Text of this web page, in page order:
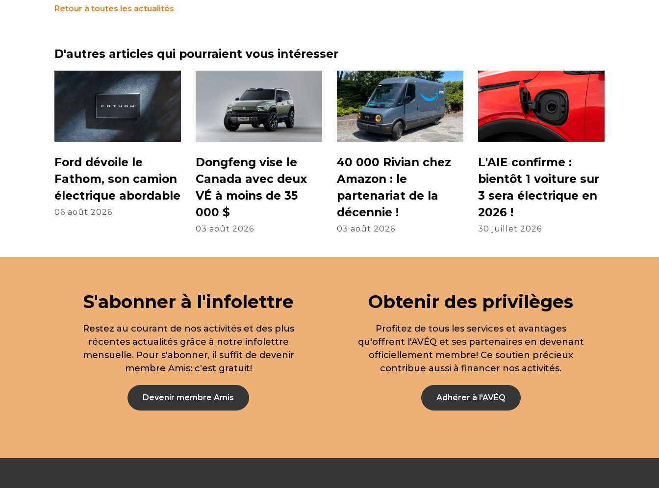
Retour à toutes les actualités
D'autres articles qui pourraient vous intéresser
Ford dévoile le
Fathom, son camion
électrique abordable
06 août 2026
Dongfeng vise le
Canada avec deux
VÉ à moins de 35
000 $
03 août 2026
40 000 Rivian chez
Amazon : le
partenariat de la
décennie !
03 août 2026
L'AIE confirme :
bientôt 1 voiture sur
3 sera électrique en
2026 !
30 juillet 2026
S'abonner à l'infolettre
Restez au courant de nos activités et des plus
récentes actualités grâce à notre infolettre
mensuelle. Pour s'abonner, il suffit de devenir
membre Amis: c'est gratuit!
Devenir membre Amis
Obtenir des privilèges
Profitez de tous les services et avantages
qu'offrent l'AVÉQ et ses partenaires en devenant
officiellement membre! Ce soutien précieux
contribue aussi à financer nos activités.
Adhérer à l'AVÉQ